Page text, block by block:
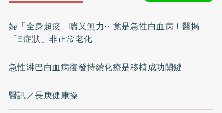
婦「全身超痠」喘又無力⋯竟是急性白血病！醫揭
「6症狀」非正常老化
急性淋巴白血病復發持續化療是移植成功關鍵
醫訊／長庚健康操